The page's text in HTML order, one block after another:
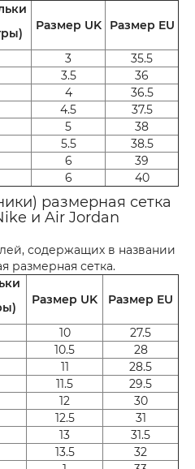
Размер UK Размер EU
3
35.5
3.5
36
4
36.5
4.5
37.5
5
38
5.5
38.5
6
39
6 40
размерная сетка
и Air Jordan
содержащих в названии
размерная сетка.
Размер UK Размер EU
10
27.5
10.5
28
11
28.5
11.5
29.5
12
30
12.5
31
13
31.5
13.5
32